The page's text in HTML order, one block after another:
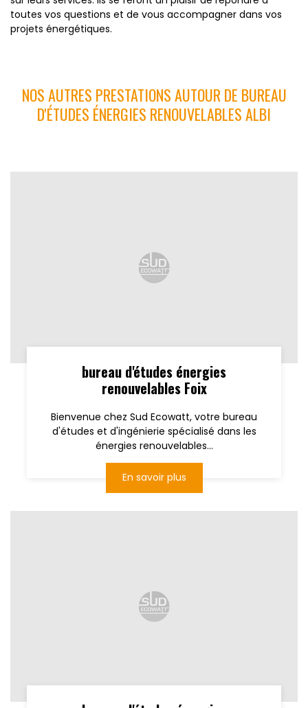
toutes vos questions et de vous accompagner dans vos
projets énergétiques.
NOS AUTRES PRESTATIONS AUTOUR DE BUREAU
D'ÉTUDES ÉNERGIES RENOUVELABLES ALBI
bureau d'études énergies
renouvelables Foix
Bienvenue chez Sud Ecowatt, votre bureau
d'études et d'ingénierie spécialisé dans les
énergies renouvelables...
En savoir plus